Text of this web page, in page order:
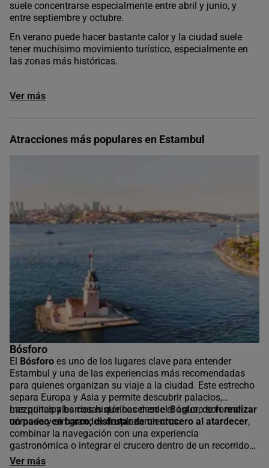
suele concentrarse especialmente entre abril y junio, y
entre septiembre y octubre.
En verano puede hacer bastante calor y la ciudad suele
tener muchísimo movimiento turístico, especialmente en
las zonas más históricas.
Ver más
Atracciones más populares en Estambul
Bósforo
El Bósforo es uno de los lugares clave para entender
Estambul y una de las experiencias más recomendadas
para quienes organizan su viaje a la ciudad. Este estrecho
separa Europa y Asia y permite descubrir palacios,
mezquitas y barrios históricos desde el agua, de forma
cómoda y sin grandes desplazamientos.
Las principales cosas que hacer en el Bósforo sonrealizar
un paseo en barco, disfrutar de un crucero al atardecer,
combinar la navegación con una experiencia
gastronómica o integrar el crucero dentro de un recorrido
más amplio por la ciudad. Es una actividad muy flexible,
Ver más